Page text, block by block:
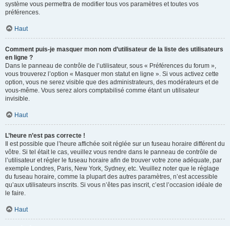
système vous permettra de modifier tous vos paramètres et toutes vos
préférences.
Haut
Comment puis-je masquer mon nom d’utilisateur de la liste des utilisateurs
en ligne ?
Dans le panneau de contrôle de l’utilisateur, sous « Préférences du forum »,
vous trouverez l’option « Masquer mon statut en ligne ». Si vous activez cette
option, vous ne serez visible que des administrateurs, des modérateurs et de
vous-même. Vous serez alors comptabilisé comme étant un utilisateur
invisible.
Haut
L’heure n’est pas correcte !
Il est possible que l’heure affichée soit réglée sur un fuseau horaire différent du
vôtre. Si tel était le cas, veuillez vous rendre dans le panneau de contrôle de
l’utilisateur et régler le fuseau horaire afin de trouver votre zone adéquate, par
exemple Londres, Paris, New York, Sydney, etc. Veuillez noter que le réglage
du fuseau horaire, comme la plupart des autres paramètres, n’est accessible
qu’aux utilisateurs inscrits. Si vous n’êtes pas inscrit, c’est l’occasion idéale de
le faire.
Haut